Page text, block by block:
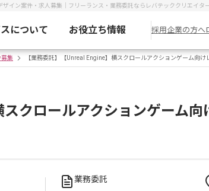
イン案件・求人募集｜フリーランス・業務委託ならレバテッククリエイタ
について お役立ち情報 採用企業の方へ
募集 【業務委託】【Unreal Engine】横スクロールアクションゲーム向け
スクロールアクションゲーム
業務委託